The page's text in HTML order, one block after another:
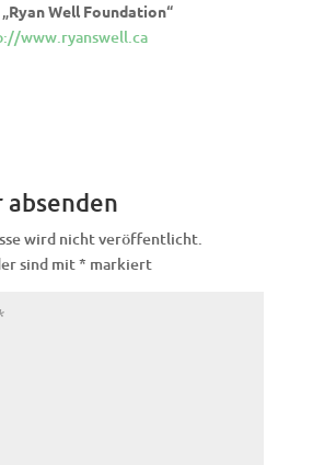
Ryan Well Foundation“
www.ryanswell.ca
absenden
wird nicht veröffentlicht.
sind mit* markiert